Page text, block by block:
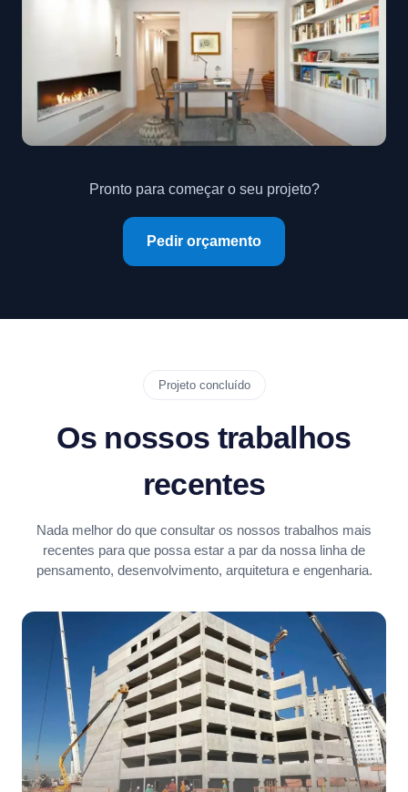
Pronto para começar o seu projeto?
Pedir orçamento
Projeto concluído
Os nossos trabalhos
recentes
Nada melhor do que consultar os nossos trabalhos mais
recentes para que possa estar a par da nossa linha de
pensamento, desenvolvimento, arquitetura e engenharia.